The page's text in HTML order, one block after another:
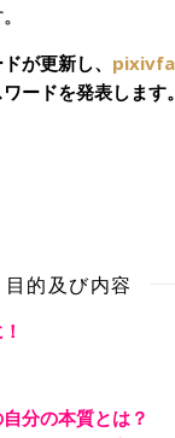
が更新し、
ードを発表します。
目的及び内容
分の本質とは？